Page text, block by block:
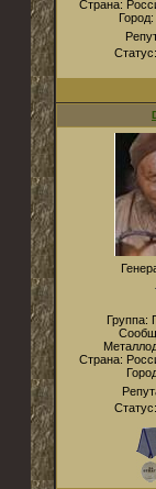
Страна:
Город:
Статус:
Группа:
Страна:
Статус: